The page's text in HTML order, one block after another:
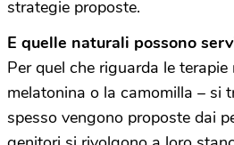
strategie proposte.
E quelle naturali possono
Per quel che riguarda le
melatonina o la camomilla – si
spesso vengono proposte dai